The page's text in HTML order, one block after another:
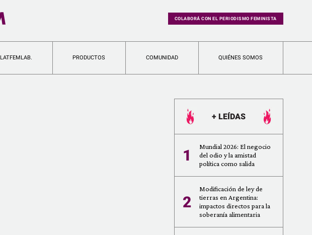
COLABORÁ CON EL PERIODISMO FEMINISTA
LATFEMLAB. PRODUCTOS COMUNIDAD QUIÉNES SOMOS
+ LEÍDAS
1
Mundial 2026: El negocio
del odio y la amistad
política como salida
2
Modificación de ley de
tierras en Argentina:
impactos directos para la
soberanía alimentaria